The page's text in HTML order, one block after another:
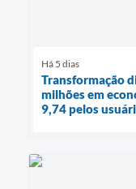
Há 5 dias
Transformação
milhões em
9,74 pelos